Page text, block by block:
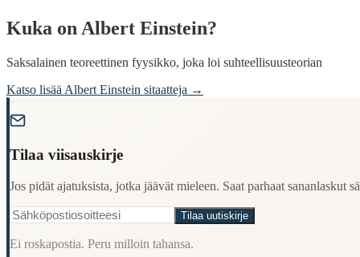
Language:
Finnish (suomi)
Traditional folk wisdom
Kuka on Albert Einstein?
Saksalainen teoreettinen fyysikko, joka loi suhteellisuusteorian
Katso lisää Albert Einstein sitaatteja →
Tilaa viisauskirje
Jos pidät ajatuksista, jotka jäävät mieleen. Saat parhaat
Tilaa uutiskirje
Ei roskapostia. Peru milloin tahansa.